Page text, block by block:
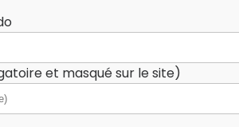
et masqué sur le site)